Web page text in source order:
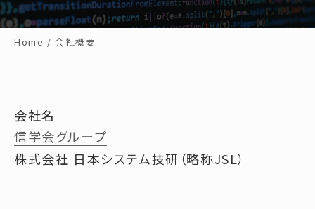
Home /会社概要
会社名
信学会グループ
株式会社 日本システム技研（略称JSL）